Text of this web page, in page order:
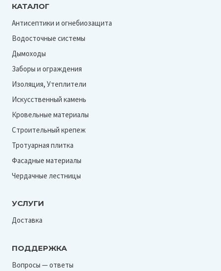
КАТАЛОГ
Антисептики и огнебиозащита
Водосточные системы
Дымоходы
Заборы и ограждения
Изоляция, Утеплители
Искусственный камень
Кровельные материалы
Строительный крепеж
Тротуарная плитка
Фасадные материалы
Чердачные лестницы
УСЛУГИ
Доставка
ПОДДЕРЖКА
Вопросы — ответы